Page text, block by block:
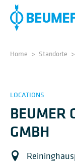
Home > Standorte >
LOCATIONS
BEUMER
GMBH